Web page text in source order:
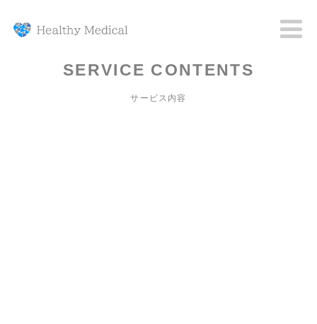
SERVICE CONTENTS
サービス内容